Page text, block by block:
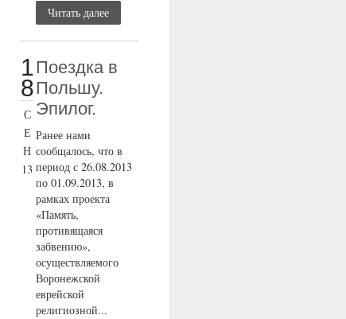
Читать далее
1
8
С
Е
Н
13
Поездка в
Польшу.
Эпилог.
Ранее нами
сообщалось, что в
период с 26.08.2013
по 01.09.2013, в
рамках проекта
«Память,
противящаяся
забвению»,
осуществляемого
Воронежской
еврейской
религиозной...